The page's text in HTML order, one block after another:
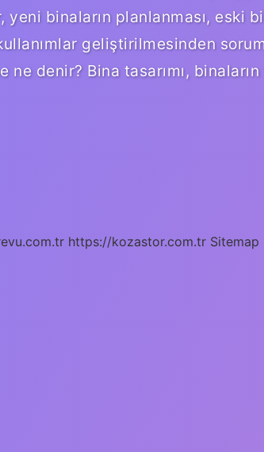
binaların planlanması, eski
geliştirilmesinden
ne denir? Bina tasarımı,
https://kozastor.com.tr Sitemap